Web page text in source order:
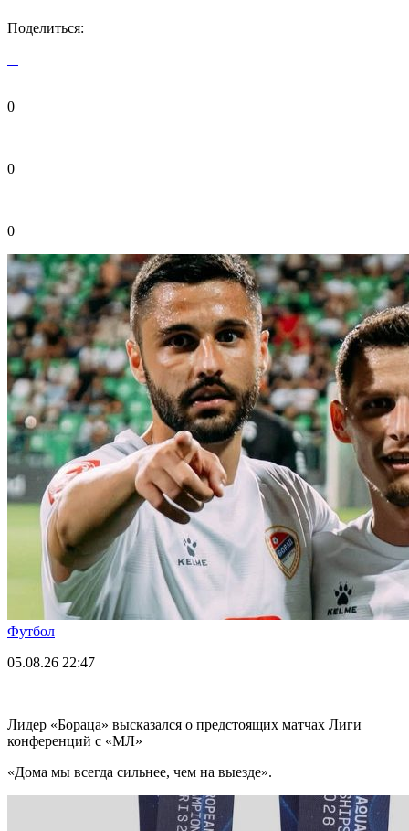
Поделиться:
0
0
0
Футбол
05.08.26 22:47
Лидер «Бораца» высказался о предстоящих матчах Лиги
конференций с «МЛ»
«Дома мы всегда сильнее, чем на выезде».